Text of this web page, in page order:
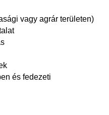
vagy agrár területen)
és fedezeti